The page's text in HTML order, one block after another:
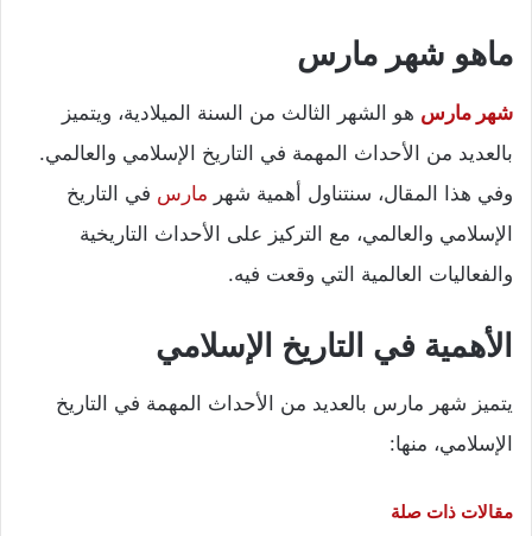
ماهو شهر مارس
شهر مارس هو الشهر الثالث من السنة الميلادية، ويتميز
بالعديد من الأحداث المهمة في التاريخ الإسلامي والعالمي.
وفي هذا المقال، سنتناول أهمية شهر مارس في التاريخ
الإسلامي والعالمي، مع التركيز على الأحداث التاريخية
والفعاليات العالمية التي وقعت فيه.
الأهمية في التاريخ الإسلامي
يتميز شهر مارس بالعديد من الأحداث المهمة في التاريخ
الإسلامي، منها:
مقالات ذات صلة